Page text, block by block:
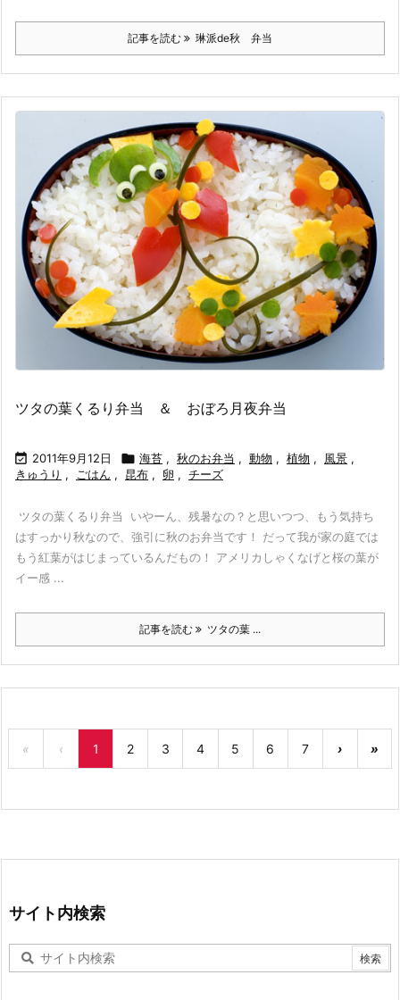
記事を読む 琳派de秋 弁当
ツタの葉くるり弁当 ＆ おぼろ月夜弁当
 2011年9月12日  海苔 , 秋のお弁当 , 動物 , 植物 , 風景 ,
きゅうり , ごはん , 昆布 , 卵 , チーズ
ツタの葉くるり弁当 いやーん、残暑なの？と思いつつ、もう気持ち
はすっかり秋なので、強引に秋のお弁当です！ だって我が家の庭では
もう紅葉がはじまっているんだもの！ アメリカしゃくなげと桜の葉が
イー感 ...
記事を読む ツタの葉 ...
« ‹ 1 2 3 4 5 6 7 › »
サイト内検索